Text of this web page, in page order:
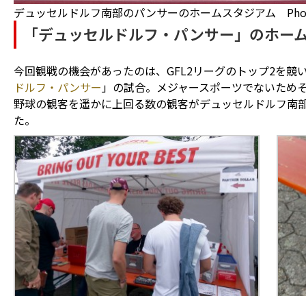
デュッセルドルフ南部のパンサーのホームスタジアム
「デュッセルドルフ・パンサー」のホー
今回観戦の機会があったのは、GFL2リーグのトップ2を競
ドルフ・パンサー」の試合。メジャースポーツでないため
野球の観客を遥かに上回る数の観客がデュッセルドルフ
た。